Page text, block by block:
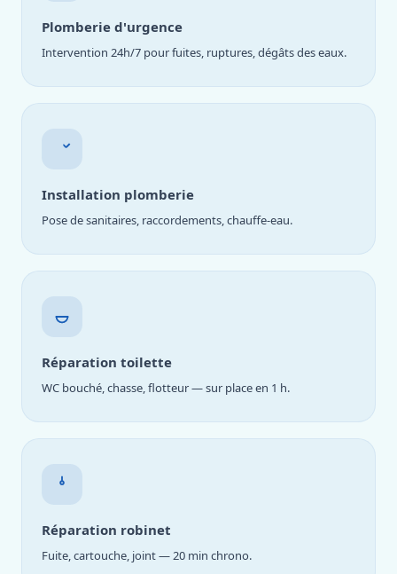
Plomberie d'urgence
Intervention 24h/7 pour fuites, ruptures, dégâts des eaux.
Installation plomberie
Pose de sanitaires, raccordements, chauffe-eau.
Réparation toilette
WC bouché, chasse, flotteur — sur place en 1 h.
Réparation robinet
Fuite, cartouche, joint — 20 min chrono.